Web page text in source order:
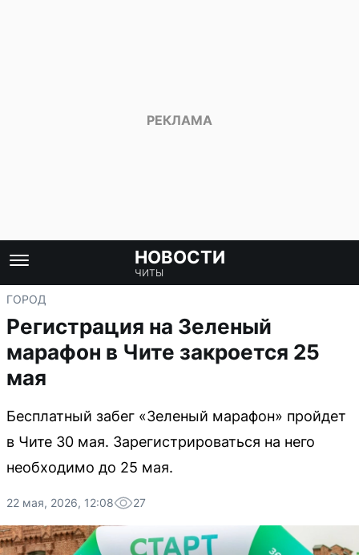
НОВОСТИ
ЧИТЫ
ГОРОД
Регистрация на Зеленый
марафон в Чите закроется 25
мая
Бесплатный забег «Зеленый марафон» пройдет
в Чите 30 мая. Зарегистрироваться на него
необходимо до 25 мая.
22 мая, 2026, 12:08 27